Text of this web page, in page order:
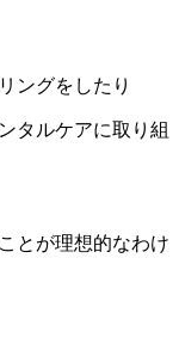
ングをしたり
タルケアに取り組
とが理想的なわけ